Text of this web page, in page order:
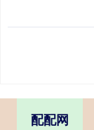
配配网